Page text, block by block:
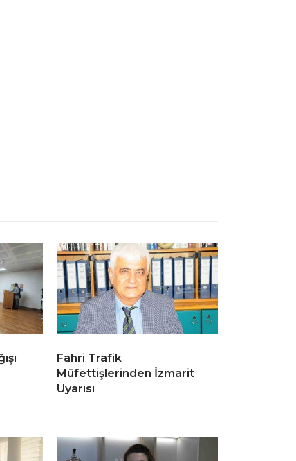
Fahri Trafik
Müfettişlerinden İzmarit
Uyarısı